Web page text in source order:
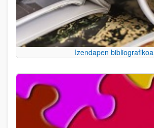
Izendapen bibliografikoa